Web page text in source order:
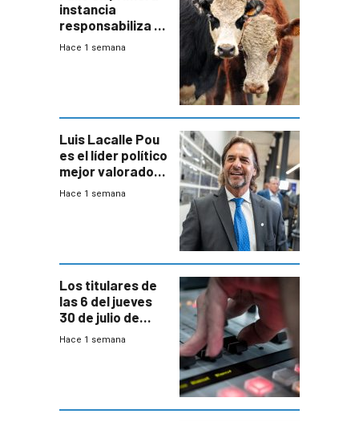
instancia
responsabiliza al
Estado por falta
Hace 1 semana
Luis Lacalle Pou
es el líder político
mejor valorado
del país, según
Hace 1 semana
Los titulares de
las 6 del jueves
30 de julio de
2026
Hace 1 semana